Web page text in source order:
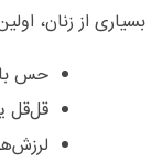
بسیاری از زنان،
حس
قل‌قل